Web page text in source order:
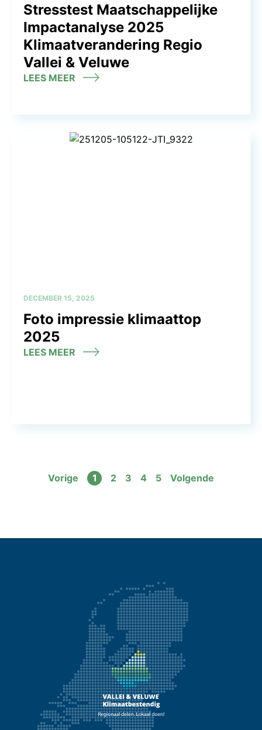
Stresstest Maatschappelijke
Impactanalyse 2025
Klimaatverandering Regio
Vallei & Veluwe
LEES MEER
DECEMBER 15, 2025
Foto impressie klimaattop
2025
LEES MEER
Vorige 1 2 3 4 5 Volgende